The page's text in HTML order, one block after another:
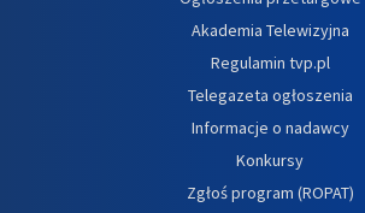
Akademia Telewizyjna
Regulamin tvp.pl
Telegazeta ogłoszenia
Informacje o nadawcy
Konkursy
Zgłoś program (ROPAT)